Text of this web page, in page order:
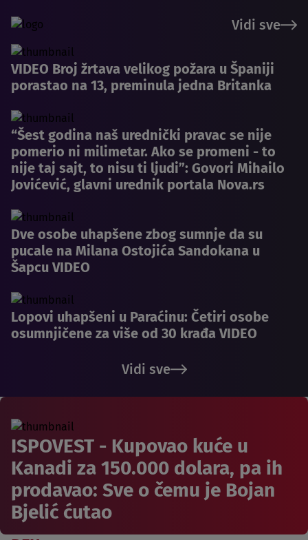
Vidi sve
VIDEO Broj žrtava velikog požara u Španiji
porastao na 13, preminula jedna Britanka
“Šest godina naš urednički pravac se nije
pomerio ni milimetar. Ako se promeni - to
nije taj sajt, to nisu ti ljudi”: Govori Mihailo
Jovićević, glavni urednik portala Nova.rs
Dve osobe uhapšene zbog sumnje da su
pucale na Milana Ostojića Sandokana u
Šapcu VIDEO
Lopovi uhapšeni u Paraćinu: Četiri osobe
osumnjičene za više od 30 krađa VIDEO
Vidi sve
ISPOVEST - Kupovao kuće u
Kanadi za 150.000 dolara, pa ih
prodavao: Sve o čemu je Bojan
Bjelić ćutao